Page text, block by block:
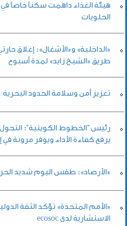
هيئة الغذاء داهمت سكناً خاصاً
الحلويات
«الداخلية» و«الأشغال»: إغلاق
طريق «الشيخ زايد» لمدة أسبوع
تعزيز أمن وسلامة الحدود البحرية
رئيس "الخطوط الكويتية":
يرفع كفاءة الأداء ويوفر مرونة في
«الأرصاد»: طقس اليوم شديد
«الأمم المتحدة» تؤكد الثقة
الاستشارية لدى ecosoc